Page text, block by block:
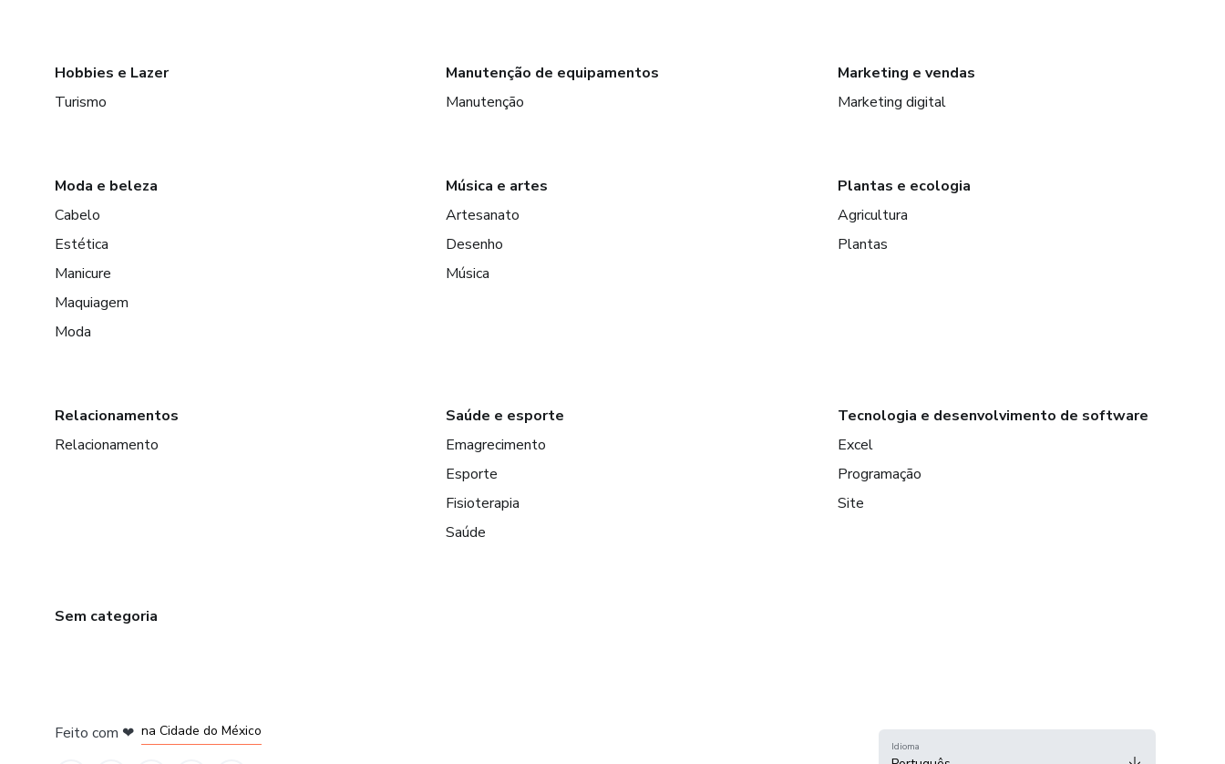
Hobbies e Lazer
Turismo
Manutenção de equipamentos
Manutenção
Marketing e vendas
Marketing digital
Moda e beleza
Cabelo
Estética
Manicure
Maquiagem
Moda
Música e artes
Artesanato
Desenho
Música
Plantas e ecologia
Agricultura
Plantas
Relacionamentos
Relacionamento
Saúde e esporte
Emagrecimento
Esporte
Fisioterapia
Saúde
Tecnologia e desenvolvimento de software
Excel
Programação
Site
Sem categoria
Feito com ❤ na Cidade do México
Idioma